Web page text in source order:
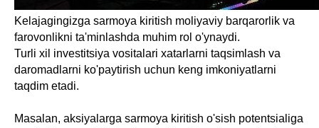
Kelajagingizga sarmoya kiritish moliyaviy barqarorlik va
farovonlikni ta'minlashda muhim rol o'ynaydi.
Turli xil investitsiya vositalari xatarlarni taqsimlash va
daromadlarni ko'paytirish uchun keng imkoniyatlarni
taqdim etadi.
Masalan, aksiyalarga sarmoya kiritish o'sish potentsialiga